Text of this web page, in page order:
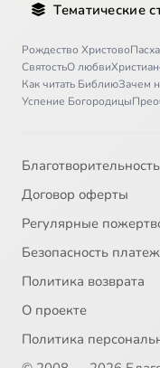
Тематические
Рождество ХристовоПасха
СвятостьО любви
Как читать БиблиюЗачем
Успение Богородицы
Благотворительность
Договор оферты
Регулярные
Безопасность
Политика возврата
О проекте
Политика